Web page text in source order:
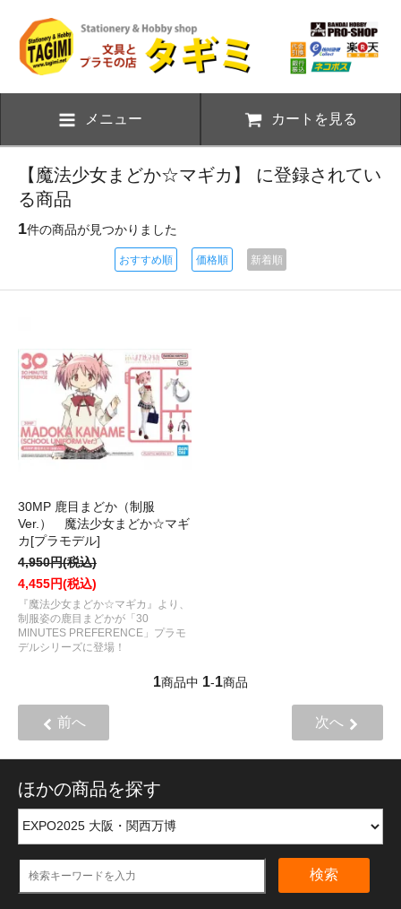
メニュー カートを見る
【魔法少女まどか☆マギカ】 に登録されてい
る商品
1件の商品が見つかりました
おすすめ順 価格順 新着順
30MP 鹿目まどか（制服
Ver.） 魔法少女まどか☆マギ
カ[プラモデル]
4,950円(税込)
4,455円(税込)
『魔法少女まどか☆マギカ』より、
制服姿の鹿目まどかが「30
MINUTES PREFERENCE」プラモ
デルシリーズに登場！
1商品中 1-1商品
前へ 次へ
ほかの商品を探す
検索